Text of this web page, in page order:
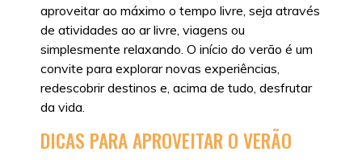
aproveitar ao máximo o tempo livre, seja através
de atividades ao ar livre, viagens ou
simplesmente relaxando. O início do verão é um
convite para explorar novas experiências,
redescobrir destinos e, acima de tudo, desfrutar
da vida.
DICAS PARA APROVEITAR O VERÃO